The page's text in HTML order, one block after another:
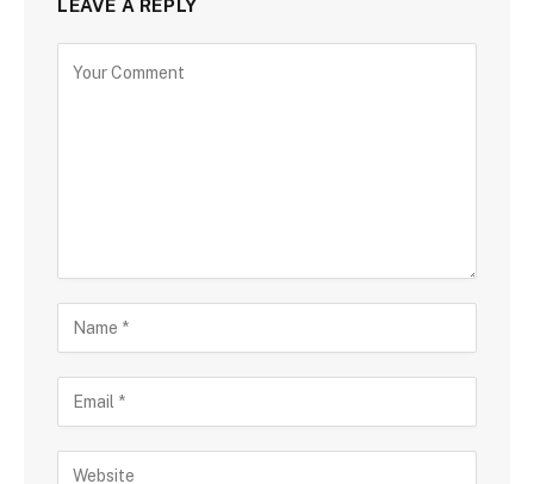
LEAVE A REPLY